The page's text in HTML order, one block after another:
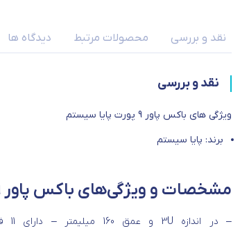
نقد و بررسی محصولات مرتبط دیدگاه ها
نقد و بررسی
ویژگی های باکس پاور 9 پورت پایا سیستم
برند: پایا سیستم
مشخصات و ویژگی‌های باکس پاور 9 پورت پایا سیستم:
– در اندازه 3U و عمق 160 میلیمتر – دارای 11 فیوز مینیاتوری – 5 عدد پریز ارت دار – 4 عدد پریز بک تو بک – 1 عدد خروجی فن به همراه یک کابل ورودی برق شهر و یک کابل بک